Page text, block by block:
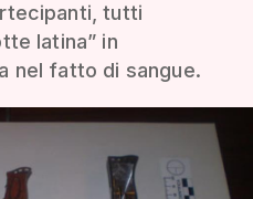
tutti
latina” in
nel fatto di sangue.